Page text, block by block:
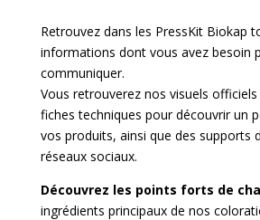
Retrouvez dans les PressKit Biokap
informations dont vous avez besoin
communiquer.
Vous retrouverez nos visuels officiels
fiches techniques pour découvrir un
vos produits, ainsi que des supports
réseaux sociaux.
Découvrez les points forts de
ingrédients principaux de nos